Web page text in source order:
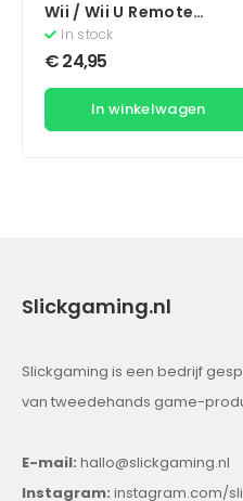
Wii / Wii U Remote
Motion Plus – Wit
(Controller)
In stock
€24,95
In winkelwagen
Slickgaming.nl
Slickgaming is een bedrijf
van tweedehands game-
E-mail: hallo@slickgaming.nl
Instagram: instagram.com/